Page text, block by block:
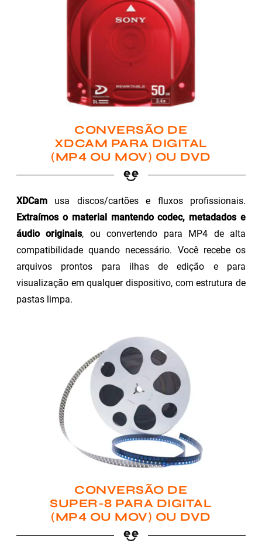
CONVERSÃO DE
XDCAM PARA DIGITAL
(MP4 OU MOV) OU DVD
XDCam usa discos/cartões e fluxos profissionais.
Extraímos o material mantendo codec, metadados e
áudio originais, ou convertendo para MP4 de alta
compatibilidade quando necessário. Você recebe os
arquivos prontos para ilhas de edição e para
visualização em qualquer dispositivo, com estrutura de
pastas limpa.
CONVERSÃO DE
SUPER-8 PARA DIGITAL
(MP4 OU MOV) OU DVD